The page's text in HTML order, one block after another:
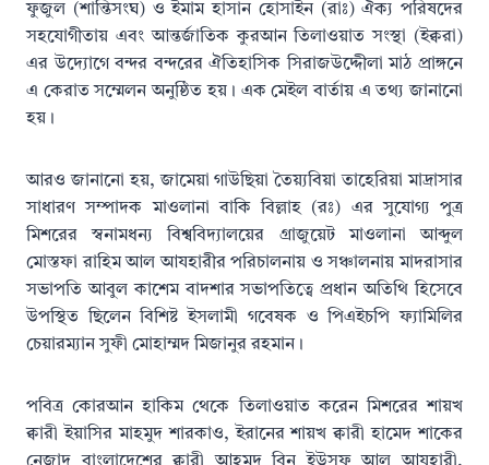
ফুজুল (শান্তিসংঘ) ও ইমাম হাসান হোসাইন (রাঃ) ঐক্য পরিষদের
সহযোগীতায় এবং আন্তর্জাতিক কুরআন তিলাওয়াত সংস্থা (ইক্বরা)
এর উদ্যোগে বন্দর বন্দরের ঐতিহাসিক সিরাজউদ্দেীলা মাঠ প্রাঙ্গনে
এ কেরাত সম্মেলন অনুষ্ঠিত হয়। এক মেইল বার্তায় এ তথ্য জানানো
হয়।
আরও জানানো হয়, জামেয়া গাউছিয়া তৈয়্যবিয়া তাহেরিয়া মাদ্রাসার
সাধারণ সম্পাদক মাওলানা বাকি বিল্লাহ (রঃ) এর সুযোগ্য পুত্র
মিশরের স্বনামধন্য বিশ্ববিদ্যালয়ের গ্রাজুয়েট মাওলানা আব্দুল
মোস্তফা রাহিম আল আযহারীর পরিচালনায় ও সঞ্চালনায় মাদরাসার
সভাপতি আবুল কাশেম বাদশার সভাপতিত্বে প্রধান অতিথি হিসেবে
উপস্থিত ছিলেন বিশিষ্ট ইসলামী গবেষক ও পিএইচপি ফ্যামিলির
চেয়ারম্যান সুফী মোহাম্মদ মিজানুর রহমান।
পবিত্র কোরআন হাকিম থেকে তিলাওয়াত করেন মিশরের শায়খ
ক্বারী ইয়াসির মাহমুদ শারকাও, ইরানের শায়খ ক্বারী হামেদ শাকের